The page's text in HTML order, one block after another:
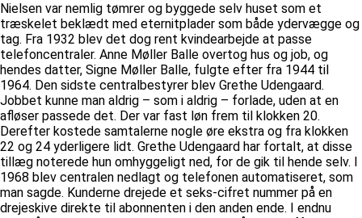
Nielsen var nemlig tømrer og byggede selv huset som et
træskelet beklædt med eternitplader som både ydervægge og
tag. Fra 1932 blev det dog rent kvindearbejde at passe
telefoncentraler. Anne Møller Balle overtog hus og job, og
hendes datter, Signe Møller Balle, fulgte efter fra 1944 til
1964. Den sidste centralbestyrer blev Grethe Udengaard.
Jobbet kunne man aldrig – som i aldrig – forlade, uden at en
afløser passede det. Der var fast løn frem til klokken 20.
Derefter kostede samtalerne nogle øre ekstra og fra klokken
22 og 24 yderligere lidt. Grethe Udengaard har fortalt, at disse
tillæg noterede hun omhyggeligt ned, for de gik til hende selv. I
1968 blev centralen nedlagt og telefonen automatiseret, som
man sagde. Kunderne drejede et seks-cifret nummer på en
drejeskive direkte til abonnenten i den anden ende. I endnu